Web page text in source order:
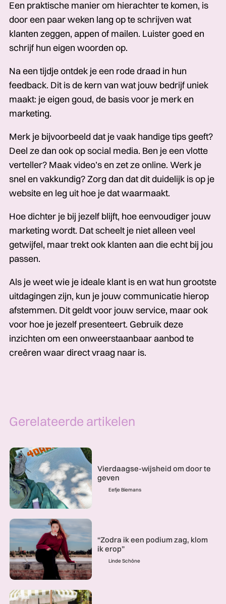
Een praktische manier om hierachter te komen, is
door een paar weken lang op te schrijven wat
klanten zeggen, appen of mailen. Luister goed en
schrijf hun eigen woorden op.
Na een tijdje ontdek je een rode draad in hun
feedback. Dit is de kern van wat jouw bedrijf uniek
maakt: je eigen goud, de basis voor je merk en
marketing.
Merk je bijvoorbeeld dat je vaak handige tips geeft?
Deel ze dan ook op social media. Ben je een vlotte
verteller? Maak video’s en zet ze online. Werk je
snel en vakkundig? Zorg dan dat dit duidelijk is op je
website en leg uit hoe je dat waarmaakt.
Hoe dichter je bij jezelf blijft, hoe eenvoudiger jouw
marketing wordt. Dat scheelt je niet alleen veel
getwijfel, maar trekt ook klanten aan die echt bij jou
passen.
Als je weet wie je ideale klant is en wat hun grootste
uitdagingen zijn, kun je jouw communicatie hierop
afstemmen. Dit geldt voor jouw service, maar ook
voor hoe je jezelf presenteert. Gebruik deze
inzichten om een onweerstaanbaar aanbod te
creëren waar direct vraag naar is.
Gerelateerde artikelen
Vierdaagse-wijsheid om door te
geven
Eefje Biemans
“Zodra ik een podium zag, klom
ik erop”
Linde Schöne